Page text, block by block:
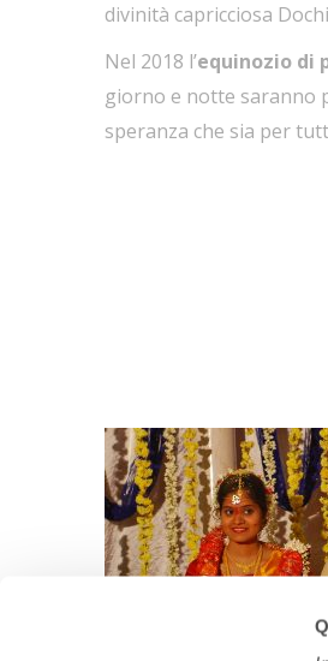
divinità capricciosa
Nel 2018 l’equinozio di
giorno e notte saranno
speranza che sia per